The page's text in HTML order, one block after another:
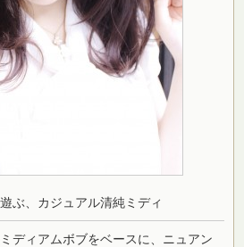
ぶ、カジュアル清純ミディ
ディアムボブをベースに、ニュアン